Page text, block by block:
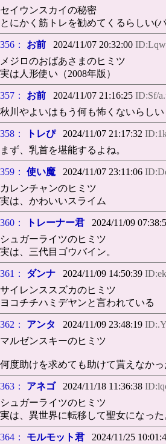
セイウンスカイの秘密
とにかく筋トレを勧めてくるらしい(
356： お前 2024/11/07 20:32:00
メジロのおばあさまのヒミツ
実は人形使い（2008年版）
357： お前 2024/11/07 21:16:25 ID:Sf/
秋川やよいはもう何も怖くないらしい
358： トレぴ2024/11/07 21:17:32
まず、乳首を堪能するよね。
359： 使い魔 2024/11/07 23:11:06
カレンチャンのヒミツ
実は、かわいいスライム
360： トレーナー君 2024/11/09
シュガーライツのヒミツ
実は、三代目ゴウバイン。
361： ダンナ 2024/11/09 14:50:39
サイレンススズカのヒミツ
ヨコチチハミデヤンと言われている
362： アンタ 2024/11/09 23:48:19
マルゼンスキーのヒミツ
何度助けを求めても助けて貰えなかっ
363： アネゴ2024/11/18 11:36:38
シュガーライツのヒミツ
実は、異世界に転移して聖女になった
364： モルモット君 2024/11/25